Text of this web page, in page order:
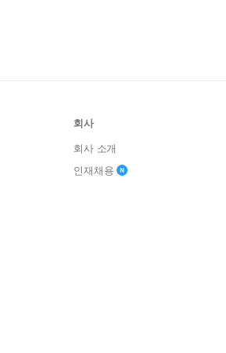
회사
회사 소개
인재채용